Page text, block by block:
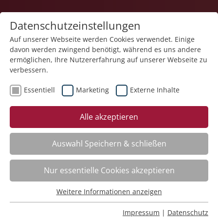
1
Veranstaltung "Bewegungsübungen mit allen
Sinnen" (Nr. 14) wurde in den Warenkorb gelegt.
Fachbereich
ADHS. Aufmerksamkeitsdefizit-Hyperaktivitätsstörung
261101
Mo.16.11.2026, 9.00 Uhr
Datenschutzeinstellungen
Auf unserer Webseite werden Cookies verwendet. Einige
davon werden zwingend benötigt, während es uns andere
ermöglichen, Ihre Nutzererfahrung auf unserer Webseite zu
verbessern.
Essentiell Marketing Externe Inhalte
Alle akzeptieren
Auswahl Speichern & schließen
Nur essentielle Cookies akzeptieren
Essentielle Cookies werden für grundlegende Funktionen
Weitere Informationen anzeigen
Impressum | Datenschutz